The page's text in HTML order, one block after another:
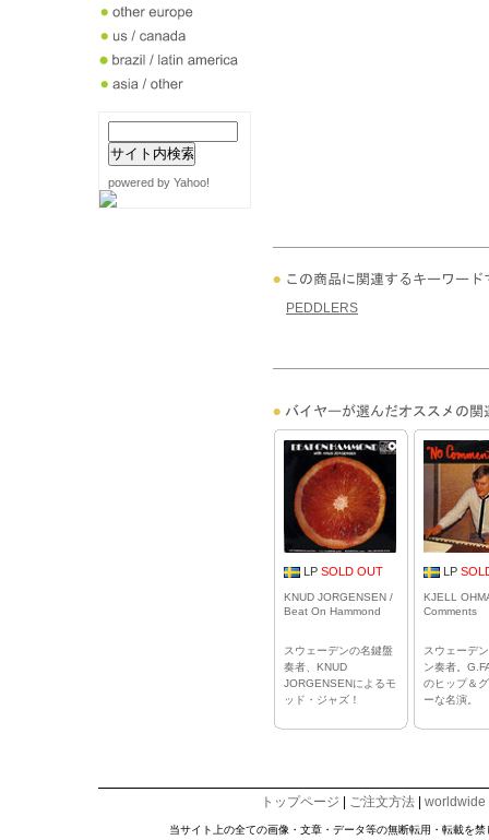
powered by Yahoo!
PEDDLERS
LP SOLD OUT
KNUD JORGENSEN /
Beat On Hammond
スウェーデンの名鍵盤
奏者、KNUD
JORGENSENによるモ
ッド・ジャズ！
LP
KJELL
Comments
スウェーデ
ン奏者。
のヒップ＆
ーな名演。
トップページ | ご注文方法 | worldwide
当サイト上の全ての画像・文章・データ等の無断転用・転載